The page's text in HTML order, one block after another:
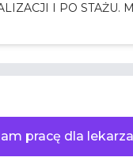
W
pracę dla